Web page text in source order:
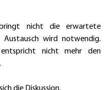
nicht die erwartete
Austausch wird notwendig.
nicht mehr den
die Diskussion.